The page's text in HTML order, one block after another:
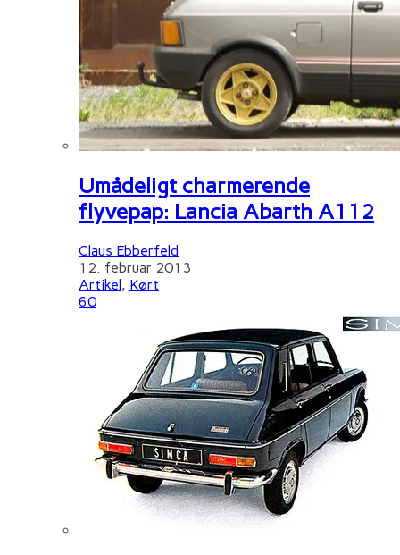
Umådeligt charmerende
flyvepap: Lancia Abarth A112
Claus Ebberfeld
12. februar 2013
Artikel, Kørt
60